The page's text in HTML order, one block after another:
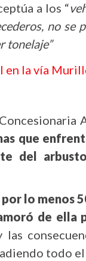
a los “
no se
tonelaje”
en la vía
que
del
lo menos
de ella
todo